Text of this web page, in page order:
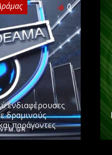
0
ενδιαφέρουσες
δραμινούς
παράγοντες